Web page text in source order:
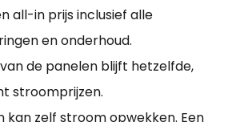
all-in prijs inclusief alle
en onderhoud.
de panelen blijft hetzelfde,
stroomprijzen.
kan zelf stroom opwekken. Een